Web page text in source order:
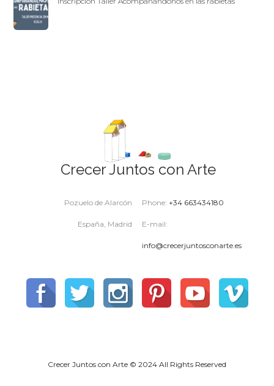
Crecer Juntos con Arte
Phone:+34 663434180
E-mail:
info@crecerjuntosconarte.es
Pozuelo de Alarcón
España, Madrid
Crecer Juntos con Arte © 2024 All Rights Reserved